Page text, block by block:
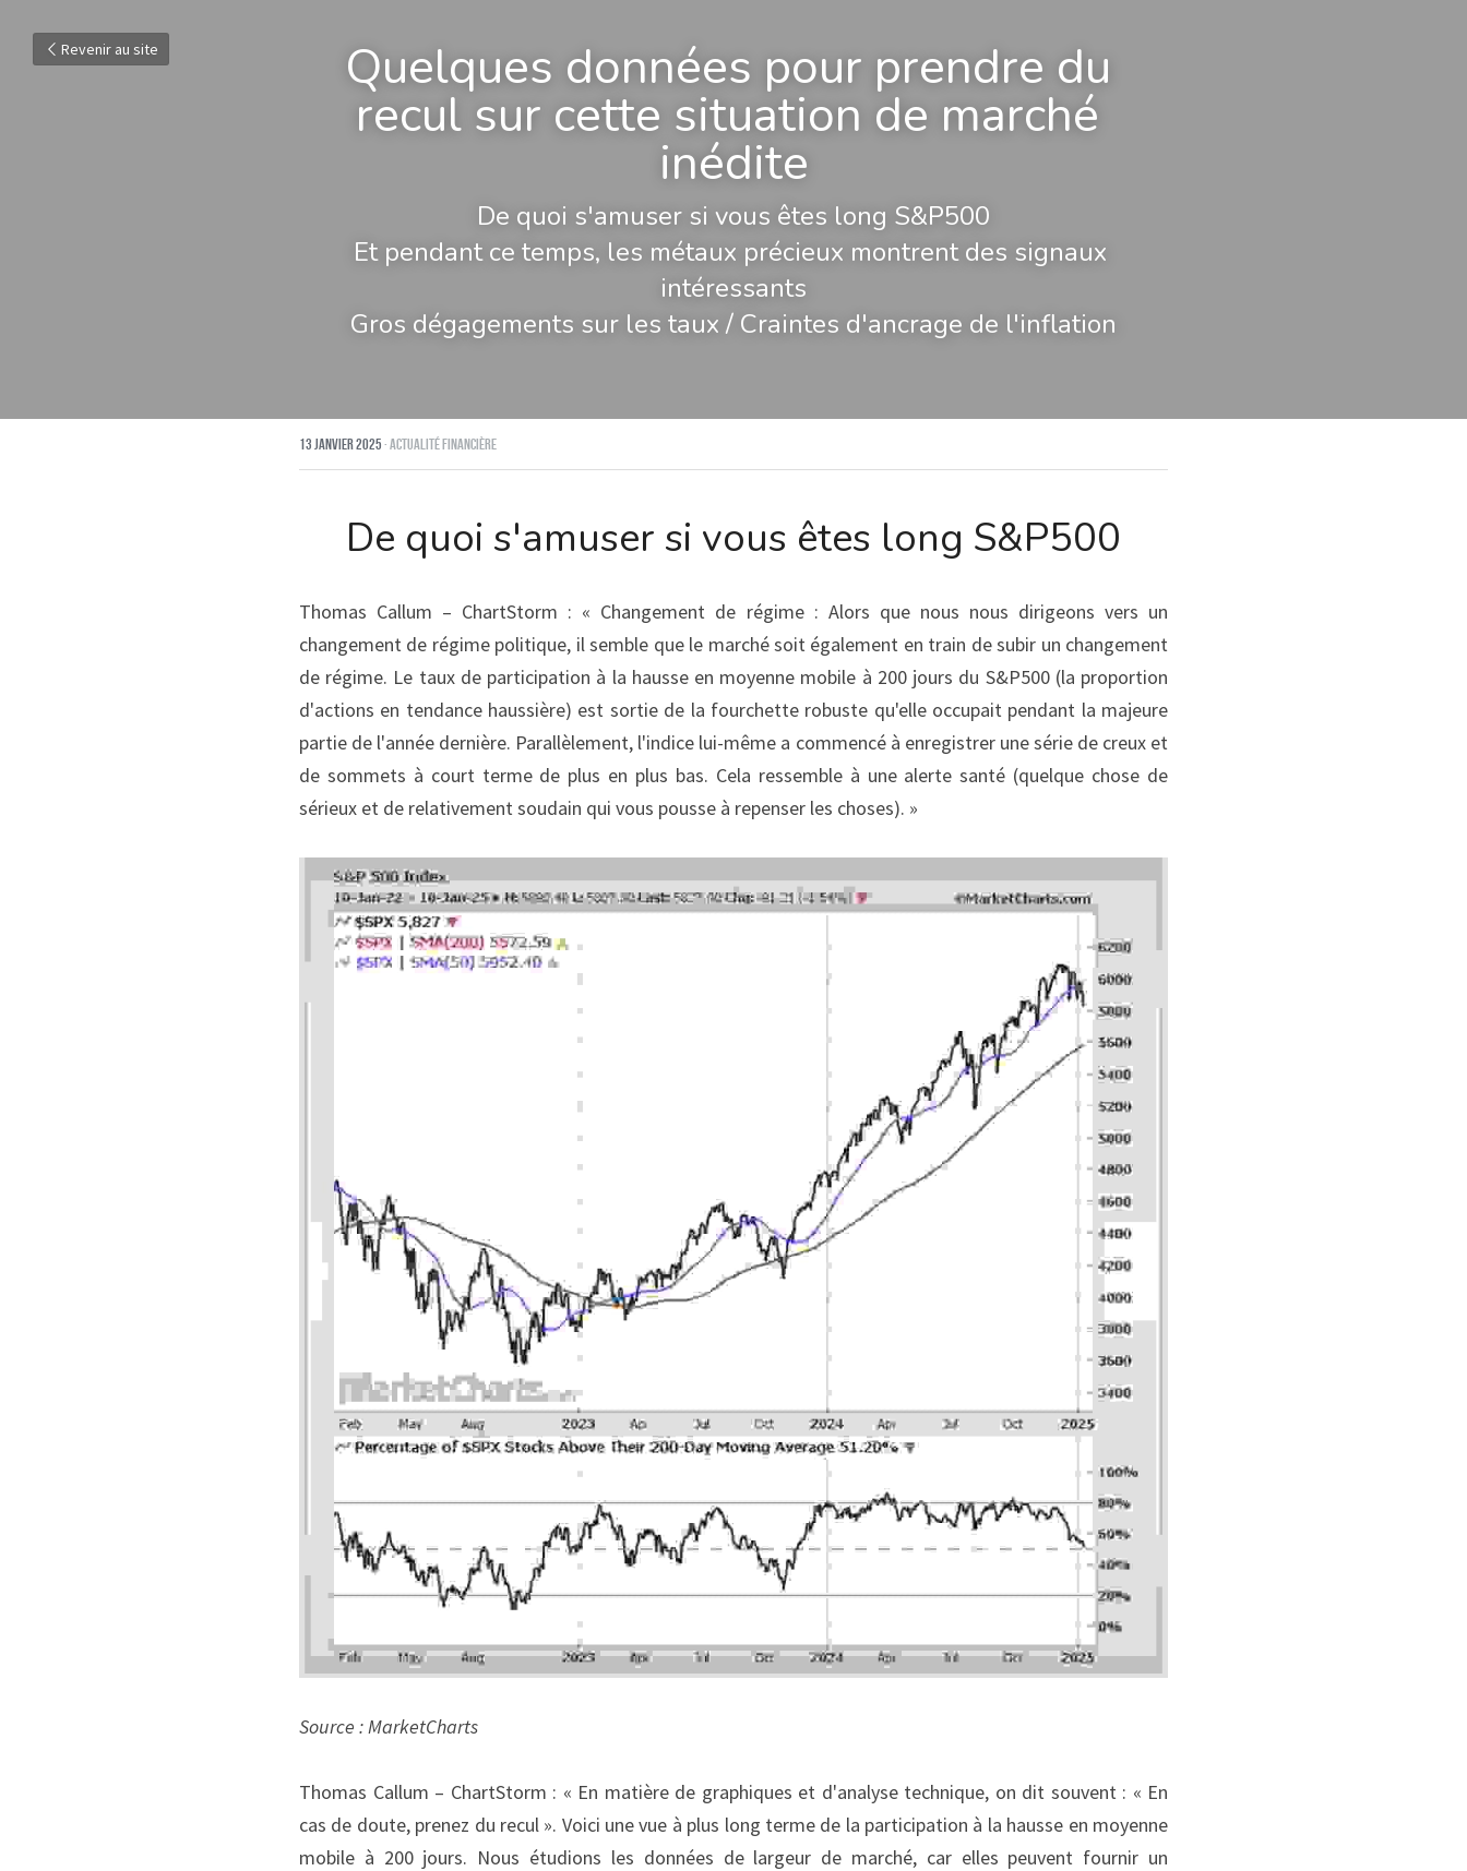
Revenir au site Quelques données pour prendre du
recul sur cette situation de marché
inédite
De quoi s'amuser si vous êtes long S&P500
Et pendant ce temps, les métaux précieux montrent des signaux
intéressants
Gros dégagements sur les taux / Craintes d'ancrage de l'inflation
13 janvier 2025·Actualité financière
De quoi s'amuser si vous êtes long S&P500
Thomas Callum – ChartStorm : « Changement de régime : Alors que nous nous dirigeons vers un
changement de régime politique, il semble que le marché soit également en train de subir un changement
de régime. Le taux de participation à la hausse en moyenne mobile à 200 jours du S&P500 (la proportion
d'actions en tendance haussière) est sortie de la fourchette robuste qu'elle occupait pendant la majeure
partie de l'année dernière. Parallèlement, l'indice lui-même a commencé à enregistrer une série de creux et
de sommets à court terme de plus en plus bas. Cela ressemble à une alerte santé (quelque chose de
sérieux et de relativement soudain qui vous pousse à repenser les choses). »
Source : MarketCharts
Thomas Callum – ChartStorm : « En matière de graphiques et d'analyse technique, on dit souvent : « En
cas de doute, prenez du recul ». Voici une vue à plus long terme de la participation à la hausse en moyenne
mobile à 200 jours. Nous étudions les données de largeur de marché, car elles peuvent fournir un